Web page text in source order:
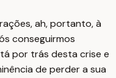
ah, portanto, à
conseguirmos
por trás desta crise e
de perder a sua